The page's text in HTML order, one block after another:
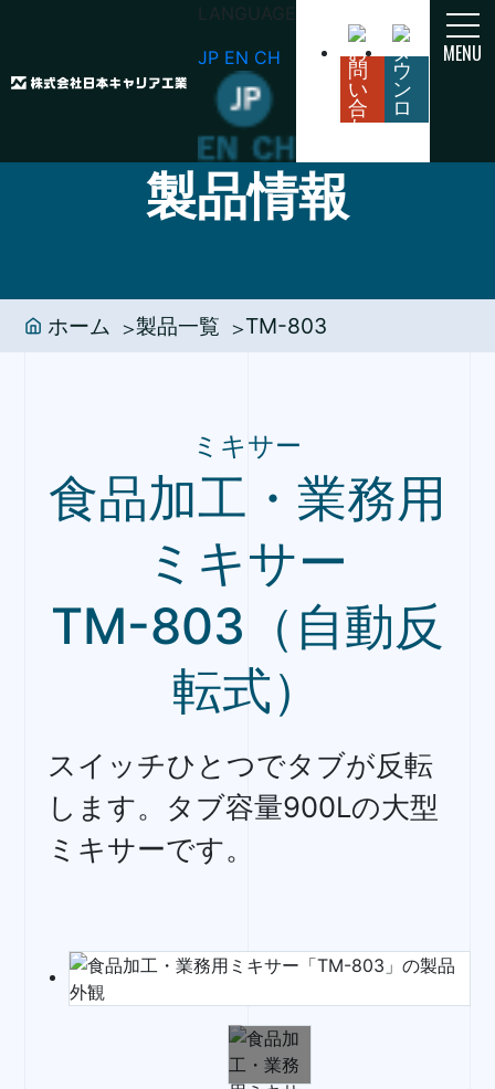
LANGUAGE
JP EN CH MENU
PRODUCT
製品情報
ホーム 製品一覧 TM-803
ミキサー
食品加工・業務用
ミキサー
TM-803（自動反
転式）
スイッチひとつでタブが反転
します。タブ容量900Lの大型
ミキサーです。